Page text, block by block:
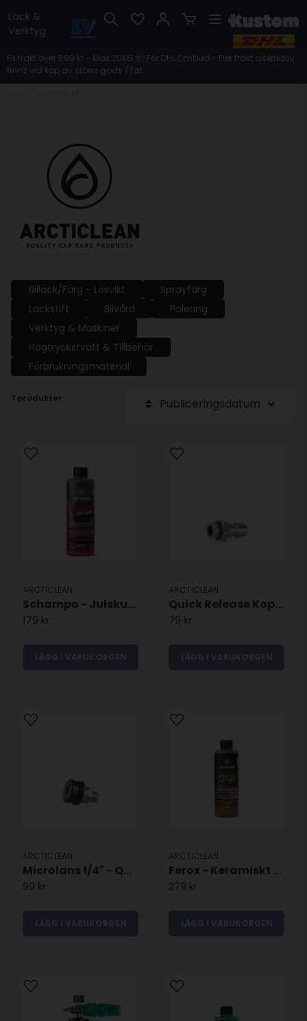
Lack &
Verktyg
Fri frakt över 899 kr - Max 20KG 📦 För DHL Ombud - Fler frakt alternativ
finns vid köp av större gods / fat
Billack/Färg - Lösvikt
Sprayfärg
Lackstift
Bilvård
Polering
Verktyg & Maskiner
Högtryckstvätt & Tillbehör
Förbrukningsmaterial
7 produkter Publiceringsdatum
ARCTICLEAN
Schampo - Julskum -LIMITERAD
179 kr
LÄGG I VARUKORGEN
ARCTICLEAN
Quick Release Koppling - 1/4" Male
79 kr
LÄGG I VARUKORGEN
ARCTICLEAN
Microlans 1/4" - Quick Connect
99 kr
LÄGG I VARUKORGEN
ARCTICLEAN
Ferox - Keramiskt bilschampo
279 kr
LÄGG I VARUKORGEN